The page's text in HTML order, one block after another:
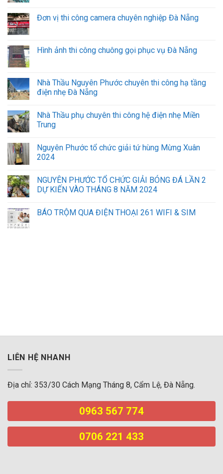
tầng
Khu
máy.
Đơn vị thi công camera chuyên nghiệp Đà Nẵng
Hình ảnh thi công chuông gọi phục vụ Đà Nẵng
Nhà Thầu Nguyên Phước chuyên thi công hạ tầng
điện nhẹ Đà Nẵng
Nhà Thầu phụ chuyên thi công hệ điện nhẹ Miền
Trung
Nguyên Phước tổ chức giải tứ hùng Mừng Xuân
2024
NGUYÊN PHƯỚC TỔ CHỨC GIẢI BÓNG ĐÁ LẦN 2
DỰ KIẾN VÀO THÁNG 8 NĂM 2024
BÁO TRỘM QUA ĐIỆN THOẠI 261 WIFI & SIM
LIÊN HỆ NHANH
Địa chỉ: 353/30 Cách Mạng Tháng 8, Cẩm Lệ, Đà Nẵng.
0963 567 774
0706 221 433